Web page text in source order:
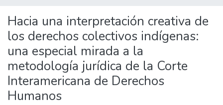
Communities
&
Collections
All of DSpace
Hacia una interpretación creativa de
los derechos colectivos indígenas:
una especial mirada a la
metodología jurídica de la Corte
Interamericana de Derechos
Humanos